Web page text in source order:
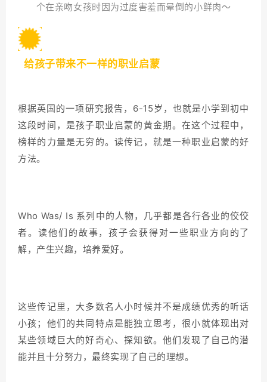
个在亲吻女孩时因为过度害羞而晕倒的小鲜肉～
给孩子带来不一样的职业启蒙
根据英国的一项研究报告，6-15岁，也就是小学到初中
这段时间，是孩子职业启蒙的黄金期。在这个过程中，
榜样的力量是无穷的。读传记，就是一种职业启蒙的好
方法。
Who Was/ Is 系列中的人物，几乎都是各行各业的佼佼
者。读他们的故事，孩子会获得对一些职业方向的了
解，产生兴趣，培养爱好。
这些传记里，大多数名人小时候并不是成绩优秀的听话
小孩；他们的共同特点是能独立思考，很小就体现出对
某些领域巨大的好奇心、探知欲。他们发现了自己的潜
能并且十分努力，最终实现了自己的理想。